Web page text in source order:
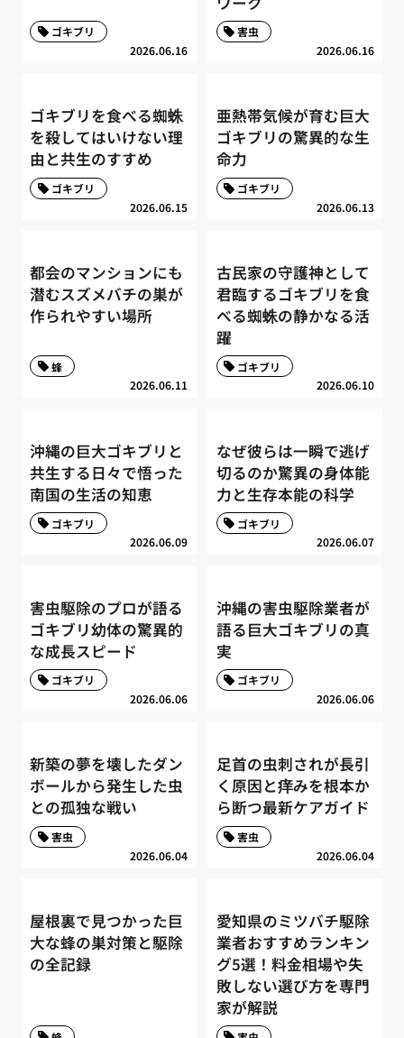
2026.06.16
ゴキブリ
2026.06.16
害虫
ゴキブリを食べる蜘蛛
を殺してはいけない理
由と共生のすすめ
2026.06.15
ゴキブリ
亜熱帯気候が育む巨大
ゴキブリの驚異的な生
命力
2026.06.13
ゴキブリ
都会のマンションにも
潜むスズメバチの巣が
作られやすい場所
2026.06.11
蜂
古民家の守護神として
君臨するゴキブリを食
べる蜘蛛の静かなる活
躍
2026.06.10
ゴキブリ
沖縄の巨大ゴキブリと
共生する日々で悟った
南国の生活の知恵
2026.06.09
ゴキブリ
なぜ彼らは一瞬で逃げ
切るのか驚異の身体能
力と生存本能の科学
2026.06.07
ゴキブリ
害虫駆除のプロが語る
ゴキブリ幼体の驚異的
な成長スピード
2026.06.06
ゴキブリ
沖縄の害虫駆除業者が
語る巨大ゴキブリの真
実
2026.06.06
ゴキブリ
新築の夢を壊したダン
ボールから発生した虫
との孤独な戦い
2026.06.04
害虫
足首の虫刺されが長引
く原因と痒みを根本か
ら断つ最新ケアガイド
2026.06.04
害虫
屋根裏で見つかった巨
大な蜂の巣対策と駆除
の全記録
愛知県のミツバチ駆除
業者おすすめランキン
グ5選！料金相場や失
敗しない選び方を専門
家が解説